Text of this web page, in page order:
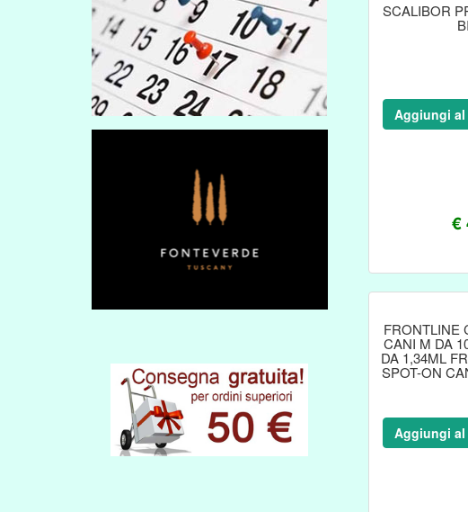
SCALIBOR
€
Aggiungi al
FRONTLINE
CANI M DA
DA 1,34ML
SPOT-ON
Aggiungi al